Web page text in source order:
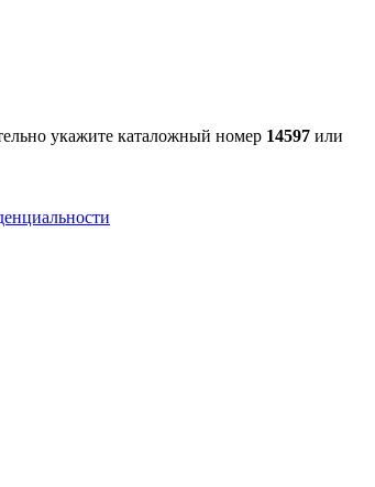
укажите каталожный номер 14597 или